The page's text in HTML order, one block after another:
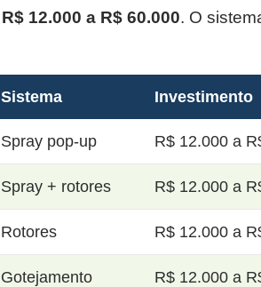
R$ 12.000 a R$ 60.000. O
Sistema Investimento
Spray pop-up R$ 12.000 a
Spray + rotores R$ 12.000 a
Rotores R$ 12.000 a
Gotejamento R$ 12.000 a